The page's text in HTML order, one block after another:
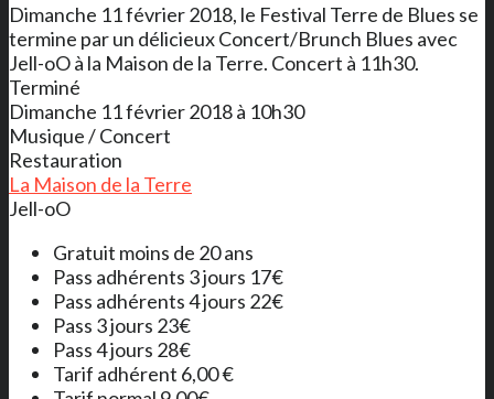
Dimanche 11 février 2018, le Festival Terre de Blues se
termine par un délicieux Concert/Brunch Blues avec
Jell-oO à la Maison de la Terre. Concert à 11h30.
Terminé
Dimanche 11 février 2018 à 10h30
Musique / Concert
Restauration
La Maison de la Terre
Jell-oO
Gratuit moins de 20 ans
Pass adhérents 3 jours 17€
Pass adhérents 4 jours 22€
Pass 3 jours 23€
Pass 4 jours 28€
Tarif adhérent 6,00 €